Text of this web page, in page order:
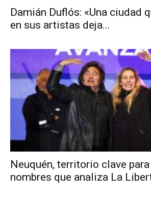
Damián Duflós: «Una ciudad
en sus artistas deja...
Neuquén, territorio clave
nombres que analiza La